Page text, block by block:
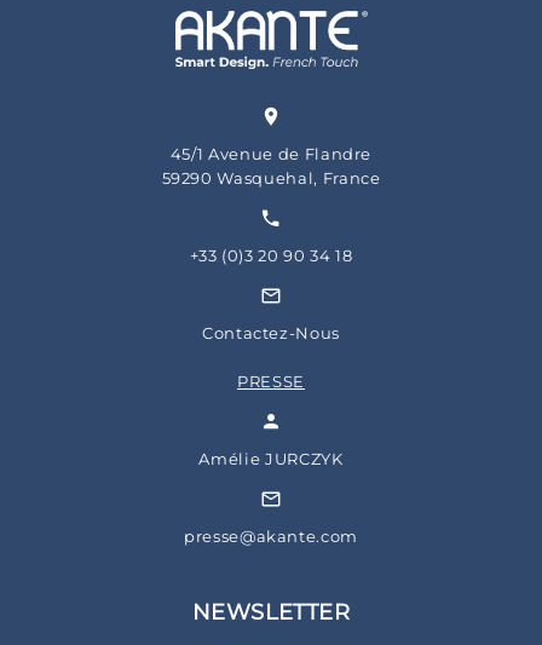
45/1 Avenue de Flandre
59290 Wasquehal, France
+33 (0)3 20 90 34 18
Contactez-Nous
PRESSE
Amélie JURCZYK
presse@akante.com
NEWSLETTER